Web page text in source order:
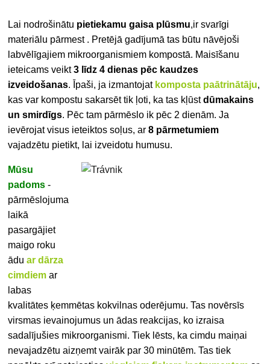
Lai nodrošinātu pietiekamu gaisa plūsmu,ir svarīgi
materiālu pārmest . Pretējā gadījumā tas būtu nāvējoši
labvēlīgajiem mikroorganismiem kompostā. Maisīšanu
ieteicams veikt3 līdz 4 dienas pēc kaudzes
izveidošanas. Īpaši, ja izmantojat komposta paātrinātāju,
kas var kompostu sakarsēt tik ļoti, ka tas kļūstdūmakains
un smirdīgs. Pēc tam pārmēslo ik pēc 2 dienām. Ja
ievērojat visus ieteiktos soļus, ar8 pārmetumiem
vajadzētu pietikt, lai izveidotu humusu.
Mūsu
padoms -
pārmēslojuma
laikā
pasargājiet
maigo roku
āduar dārza
cimdiem ar
labas
kvalitātes ķemmētas kokvilnas oderējumu. Tas novērsīs
virsmas ievainojumus un ādas reakcijas, ko izraisa
sadalījušies mikroorganismi. Tiek lēsts, ka cimdu maiņai
nevajadzētu aizņemt vairāk par 30 minūtēm. Tas tiek